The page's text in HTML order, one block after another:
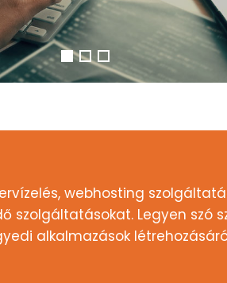
webhosting
szolgáltatásokat. Legyen szó
alkalmazások